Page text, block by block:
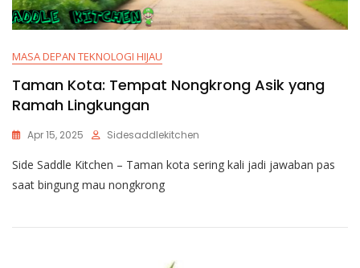
MASA DEPAN TEKNOLOGI HIJAU
Taman Kota: Tempat Nongkrong Asik yang
Ramah Lingkungan
Apr 15, 2025 Sidesaddlekitchen
Side Saddle Kitchen – Taman kota sering kali jadi jawaban pas
saat bingung mau nongkrong